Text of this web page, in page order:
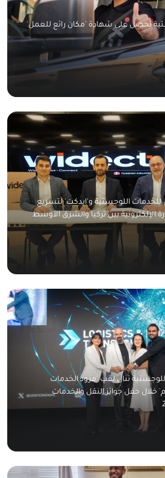
تحصل على شهادة 'مكان رائع للعمل'
اللوجستية و'ايدكت' لتسريع
الإلكترونية بين تركيا والشرق الأوسط
تنال لقب 'مزود الخدمات
خلال حفل جوائز النقل والخدمات